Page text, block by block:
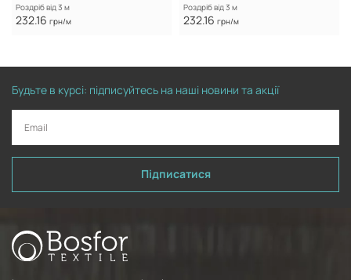
Роздріб від 3 м
232.16 грн/м
Роздріб від 3 м
232.16 грн/м
Будьте в курсі: підписуйтесь на наші новини та акції
Підписатися